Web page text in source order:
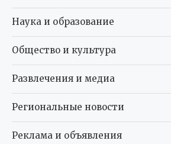
Наука и образование
Общество и культура
Развлечения и медиа
Региональные новости
Реклама и объявления